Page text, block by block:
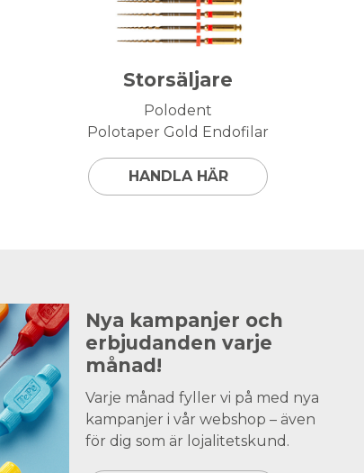
Storsäljare
Polodent
Polotaper Gold Endofilar
HANDLA HÄR
Nya kampanjer och
erbjudanden varje
månad!
Varje månad fyller vi på med nya
kampanjer i vår webshop – även
för dig som är lojalitetskund.